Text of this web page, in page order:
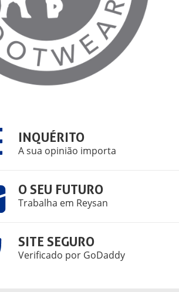
INQUÉRITO
A sua opinião importa
O SEU FUTURO
Trabalha em Reysan
SITE SEGURO
Verificado por GoDaddy